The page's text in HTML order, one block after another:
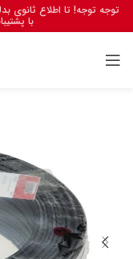
توجه توجه! تا اطلاع ثانوی
با